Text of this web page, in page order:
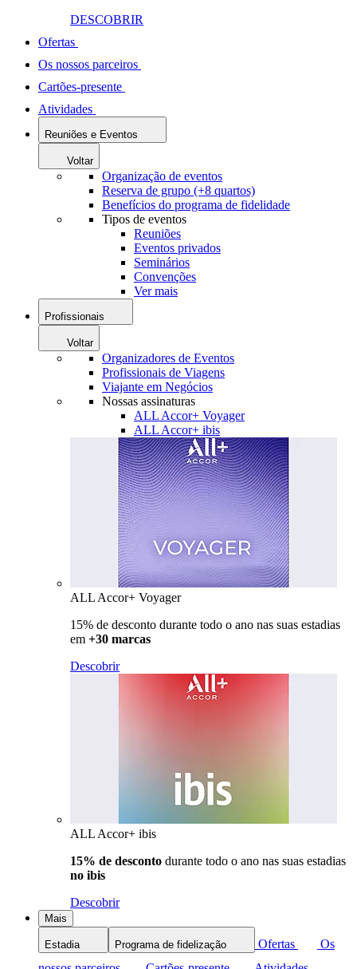
DESCOBRIR
Ofertas
Os nossos parceiros
Cartões-presente
Atividades
Reuniões e Eventos
Voltar
Organização de eventos
Reserva de grupo (+8 quartos)
Benefícios do programa de fidelidade
Tipos de eventos
Reuniões
Eventos privados
Seminários
Convenções
Ver mais
Profissionais
Voltar
Organizadores de Eventos
Profissionais de Viagens
Viajante em Negócios
Nossas assinaturas
ALL Accor+ Voyager
ALL Accor+ ibis
ALL Accor+ Voyager
15% de desconto durante todo o ano nas suas estadias
em +30 marcas
Descobrir
ALL Accor+ ibis
15% de desconto durante todo o ano nas suas estadias
no ibis
Descobrir
Mais
Estadia Programa de fidelização Ofertas
Os